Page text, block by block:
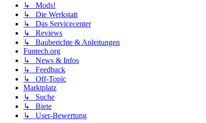
↳ Mods!
↳ Die Werkstatt
↳ Das Servicecenter
↳ Reviews
↳ Bauberichte & Anleitungen
Funtech.org
↳ News & Infos
↳ Feedback
↳ Off-Topic
Marktplatz
↳ Suche
↳ Biete
↳ User-Bewertung